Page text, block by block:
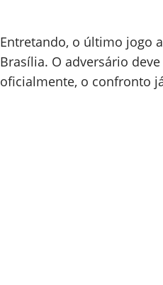
Entretando, o último jogo
Brasília. O adversário
oficialmente, o confronto